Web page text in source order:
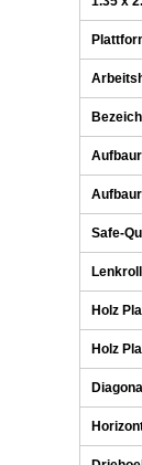
Safe-
Holz
Holz